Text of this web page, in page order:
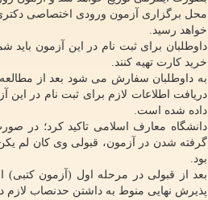
محل برگزاری آزمون ورودی اختصاصی
خواهد رسید.
خرید کارت تهیه کنند.
داده شده است.
دانشگاه معارف اسلامی تاکید کرد؛ در
گرفته شدن در آزمون، قبولی وی کان لم
بود.
بعد از قبولی در مرحله اول (آزمون
پذیرش نهایی منوط به داشتن حدنصاب لازم